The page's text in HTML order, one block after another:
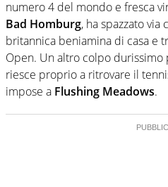
numero 4 del mondo e fresca
Bad Homburg, ha spazzato
britannica beniamina di casa e
Open. Un altro colpo durissimo
riesce proprio a ritrovare il
impose a Flushing Meadows.